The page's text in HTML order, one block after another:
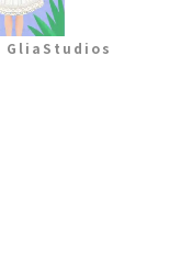
GliaStudios